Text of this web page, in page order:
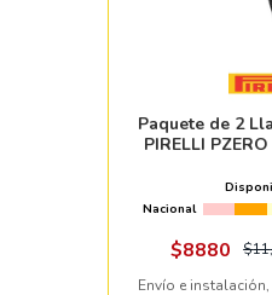
Paquete de 2
PIRELLI
Nacional
$8880 $11
Envío e instalación,